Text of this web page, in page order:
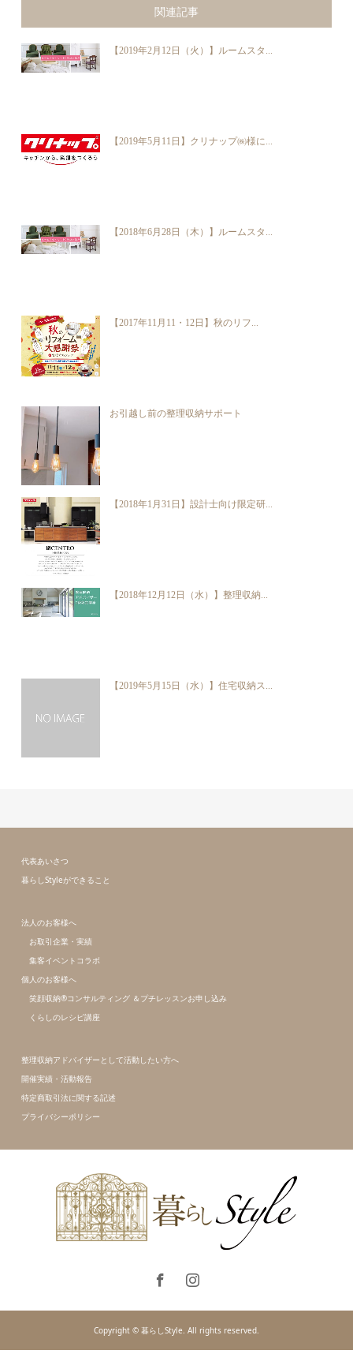
関連記事
【2019年2月12日（火）】ルームスタ...
【2019年5月11日】クリナップ㈱様に...
【2018年6月28日（木）】ルームスタ...
【2017年11月11・12日】秋のリフ...
お引越し前の整理収納サポート
【2018年1月31日】設計士向け限定研...
【2018年12月12日（水）】整理収納...
【2019年5月15日（水）】住宅収納ス...
代表あいさつ
暮らしStyleができること
法人のお客様へ
お取引企業・実績
集客イベントコラボ
個人のお客様へ
笑顔収納®コンサルティング ＆プチレッスンお申し込み
くらしのレシピ講座
整理収納アドバイザーとして活動したい方へ
開催実績・活動報告
特定商取引法に関する記述
プライバシーポリシー
Copyright © 暮らしStyle. All rights reserved.